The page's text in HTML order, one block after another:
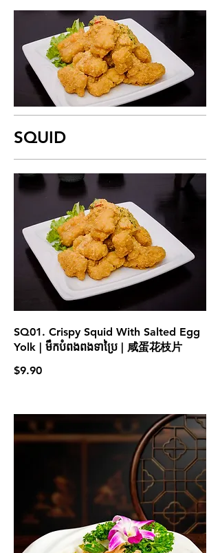
SQUID
SQ01. Crispy Squid With Salted Egg
Yolk | មឹកបំពងពងទាប្រៃ | 咸蛋花枝片
$9.90